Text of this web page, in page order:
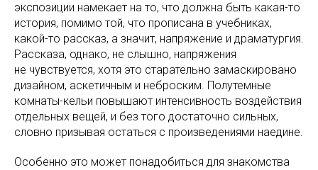
экспозиции намекает на то, что должна быть какая-то
история, помимо той, что прописана в учебниках,
какой-то рассказ, а значит, напряжение и драматургия.
Рассказа, однако, не слышно, напряжения
не чувствуется, хотя это старательно замаскировано
дизайном, аскетичным и неброским. Полутемные
комнаты-кельи повышают интенсивность воздействия
отдельных вещей, и без того достаточно сильных,
словно призывая остаться с произведениями наедине.
Особенно это может понадобиться для знакомства